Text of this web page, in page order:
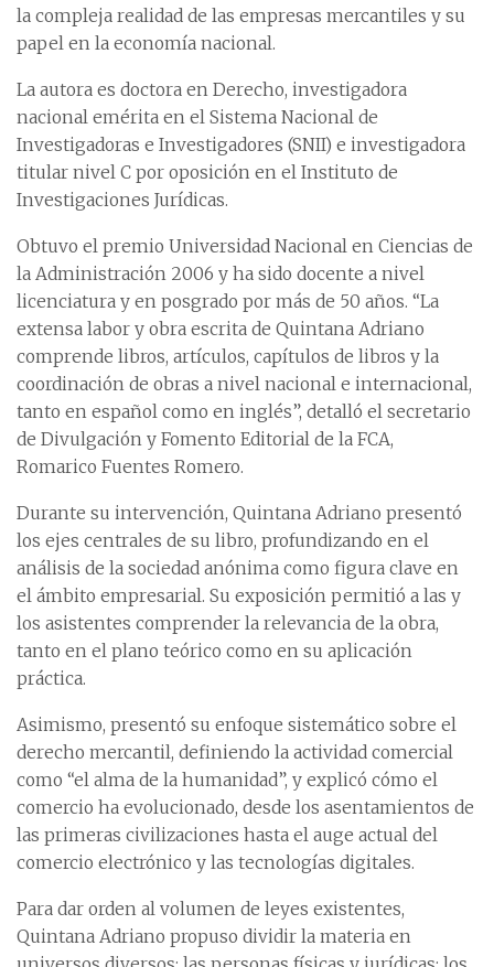
la compleja realidad de las empresas mercantiles y su
papel en la economía nacional.
La autora es doctora en Derecho, investigadora
nacional emérita en el Sistema Nacional de
Investigadoras e Investigadores (SNII) e investigadora
titular nivel C por oposición en el Instituto de
Investigaciones Jurídicas.
Obtuvo el premio Universidad Nacional en Ciencias de
la Administración 2006 y ha sido docente a nivel
licenciatura y en posgrado por más de 50 años. “La
extensa labor y obra escrita de Quintana Adriano
comprende libros, artículos, capítulos de libros y la
coordinación de obras a nivel nacional e internacional,
tanto en español como en inglés”, detalló el secretario
de Divulgación y Fomento Editorial de la FCA,
Romarico Fuentes Romero.
Durante su intervención, Quintana Adriano presentó
los ejes centrales de su libro, profundizando en el
análisis de la sociedad anónima como figura clave en
el ámbito empresarial. Su exposición permitió a las y
los asistentes comprender la relevancia de la obra,
tanto en el plano teórico como en su aplicación
práctica.
Asimismo, presentó su enfoque sistemático sobre el
derecho mercantil, definiendo la actividad comercial
como “el alma de la humanidad”, y explicó cómo el
comercio ha evolucionado, desde los asentamientos de
las primeras civilizaciones hasta el auge actual del
comercio electrónico y las tecnologías digitales.
Para dar orden al volumen de leyes existentes,
Quintana Adriano propuso dividir la materia en